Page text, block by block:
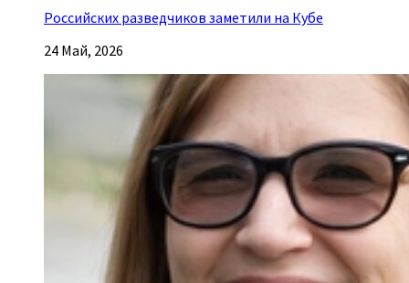
Российских разведчиков заметили на Кубе
24 Май, 2026